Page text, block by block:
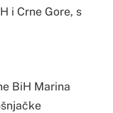
i Crne Gore, s
BiH Marina